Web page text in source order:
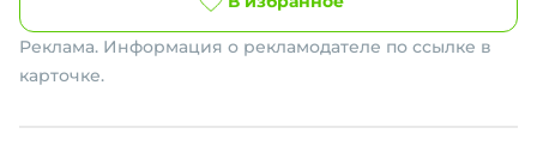
Реклама. Информация о рекламодателе по ссылке в
карточке.